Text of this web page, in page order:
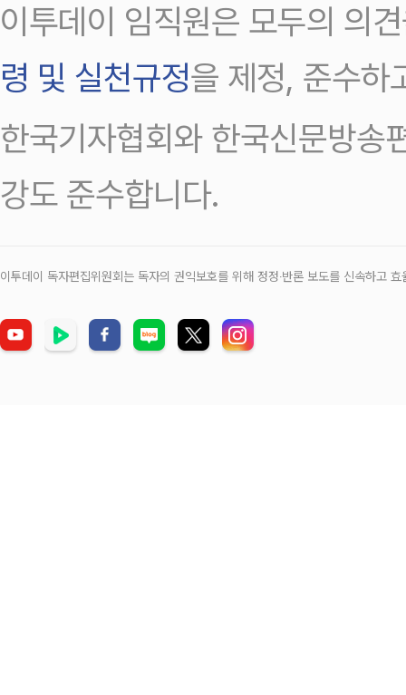
이투데이 임직원은 모두의 의
령 및 실천규정을 제정, 준수하
한국기자협회와 한국신문방송
강도 준수합니다.
이투데이 독자편집위원회는 독자의 권익보호를 위해 정정‧반론 보도를 신속하고